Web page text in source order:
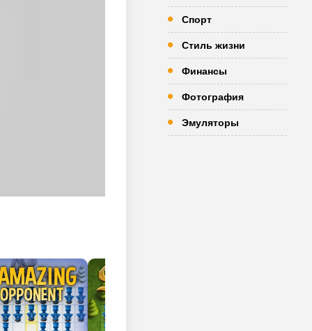
Спорт
Стиль жизни
Финансы
Фотография
Эмуляторы